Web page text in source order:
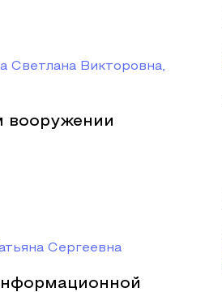
Светлана Викторовна,
вооружении
Сергеевна